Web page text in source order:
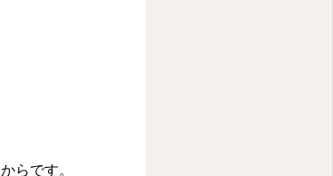
からです。